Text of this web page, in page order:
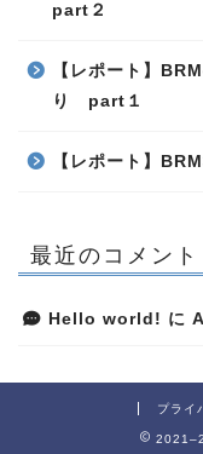
part２
【レポート】
り part１
【レポート】
最近のコメント
Hello world! に
プライ